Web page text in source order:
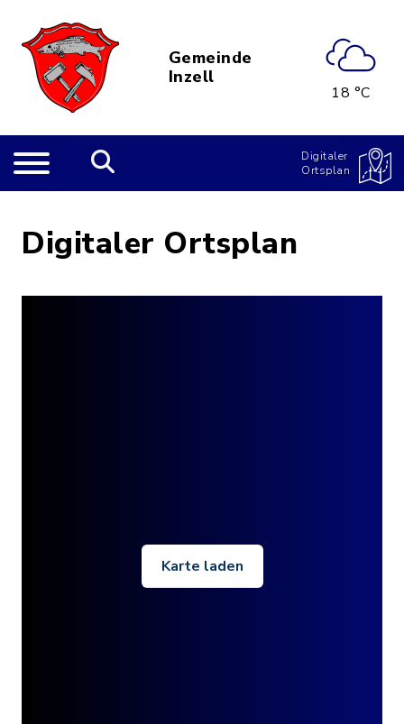
Gemeinde
Inzell
18 °C
Digitaler
Ortsplan
Digitaler Ortsplan
Karte laden